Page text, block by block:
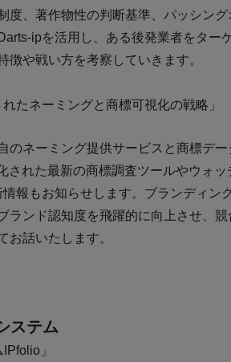
度、著作物性の判断基準、パッシン
ipを活用し、ある後発業者をター
徴や戦い方を考察していきます。
ネーミングと商標可視化の戦略」
のネーミング提供サービスと商標デ
された最新の商標調査ツールやウォ
報もお知らせします。ブランディン
ランド認知度を飛躍的に向上させ、
お話いたします。
ステム
IPfolio」